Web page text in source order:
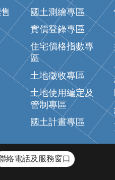
國土測繪專區
實價登錄專區
住宅價格指數專
區
土地徵收專區
土地使用編定及
管制專區
國土計畫專區
絡電話及服務窗口